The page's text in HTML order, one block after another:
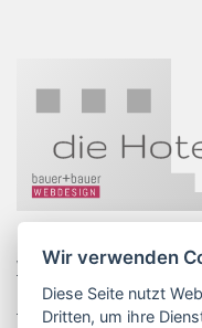
Website für Hotel
Projektablauf - FAQ
Wir verwenden
Diese Seite nutzt
Dritten, um ihre